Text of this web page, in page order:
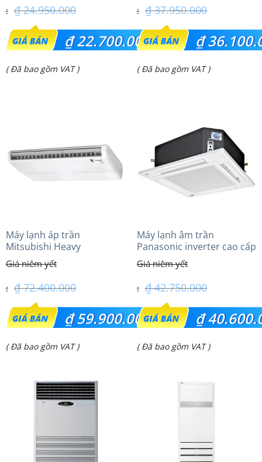
₫24.950.000
Giá
gốc
là:
₫22.700.000
Giá
₫ 22.700.000.
( Đã bao gồm VAT )
₫37.950.000
Giá
gốc
là:
₫
Giá
₫ 36.100.000.
( Đã bao gồm VAT )
Máy lạnh áp trần
Mitsubishi Heavy
FDE140VG (6.0Hp) Cao cấp
– 3 Pha
₫72.400.000
Giá
gốc
là:
₫59.900.000
Giá
( Đã bao gồm VAT )
Máy lạnh âm trần
Panasonic inverter cao cấp
(5.0Hp) S-3448PU3HA/U-
43PRH1H5
₫42.750.000
Giá
gốc
là:
₫
Giá
( Đã bao gồm VAT )